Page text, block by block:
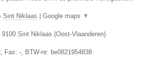
Sint Niklaas Google maps ▼
9100 Sint Niklaas (Oost-Vlaanderen)
, Fax: -, BTW-nr: be0821954838